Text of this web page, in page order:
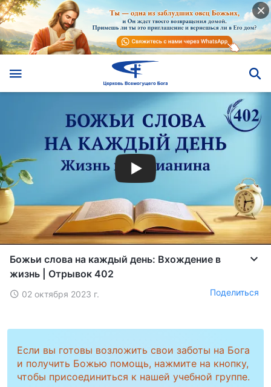
Божьи слова на каждый день: Вхождение в
жизнь | Отрывок 402
02 октября 2023 г. Поделиться
Если вы готовы возложить свои заботы на Бога
и получить Божью помощь, нажмите на кнопку,
чтобы присоединиться к нашей учебной группе.